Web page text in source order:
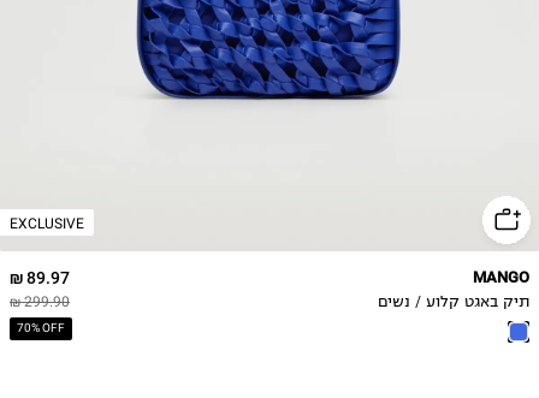
EXCLUSIVE
89.97 ₪
299.90 ₪
70% OFF
MANGO
תיק באגט קלוע / נשים